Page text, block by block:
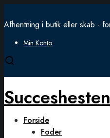
Afhentning i butik eller skab -
Min Konto
Open
Succeshesten
Forside
Foder